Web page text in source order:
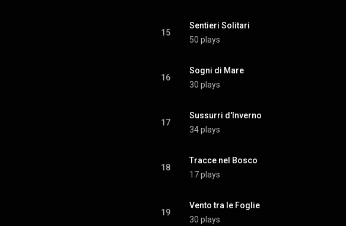
15
Sentieri Solitari
50 plays
16
Sogni di Mare
30 plays
17
Sussurri d'Inverno
34 plays
18
Tracce nel Bosco
17 plays
19
Vento tra le Foglie
30 plays